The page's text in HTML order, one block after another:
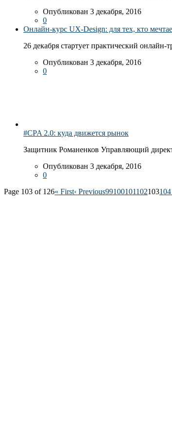
Опубликован 3 декабря, 2016
0
Онлайн-курс UX-Design: для тех, кто
26 декабря стартует практический
Опубликован 3 декабря, 2016
0
#CPA 2.0: куда движется рынок
Защитник Романенков Управляющий
Опубликован 3 декабря, 2016
0
Page 103 of 126« First‹ Previous99100101102103104